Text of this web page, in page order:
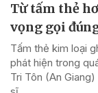
Từ tấm thẻ
vọng gọi
Tấm thẻ kim loại
phát hiện trong
Tri Tôn (An